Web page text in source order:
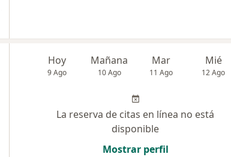
Hoy
9 Ago
Mañana
10 Ago
Mar
11 Ago
Mié
12 Ago
La reserva de citas en línea no está
disponible
Mostrar perfil